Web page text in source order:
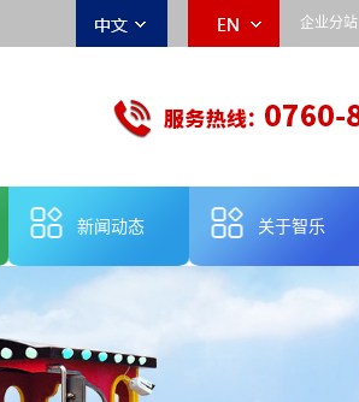
企业分站
新闻动态
智乐动态
技术知识
关于智乐